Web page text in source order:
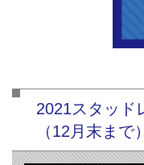
2021スタッド
（12月末まで）